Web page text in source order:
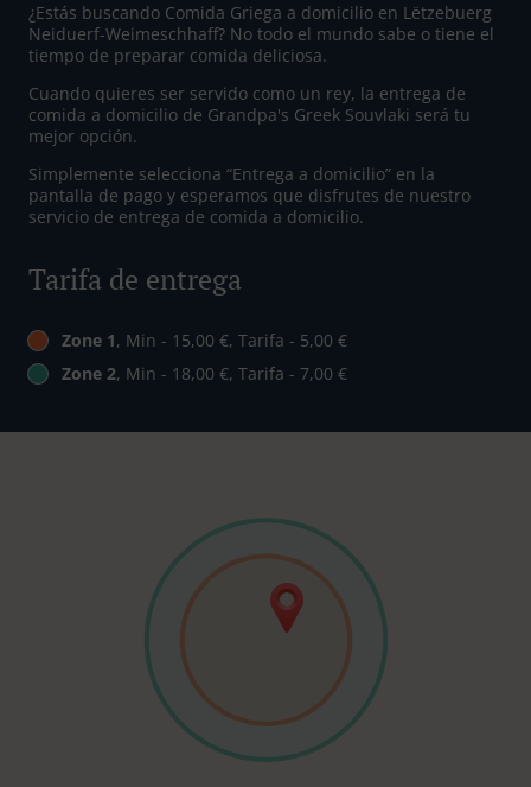
¿Estás buscando Comida Griega a domicilio en Lëtzebuerg
Neiduerf-Weimeschhaff? No todo el mundo sabe o tiene el
tiempo de preparar comida deliciosa.
Cuando quieres ser servido como un rey, la entrega de
comida a domicilio de Grandpa's Greek Souvlaki será tu
mejor opción.
Simplemente selecciona “Entrega a domicilio” en la
pantalla de pago y esperamos que disfrutes de nuestro
servicio de entrega de comida a domicilio.
Tarifa de entrega
Zone 1, Min - 15,00 €, Tarifa - 5,00 €
Zone 2, Min - 18,00 €, Tarifa - 7,00 €